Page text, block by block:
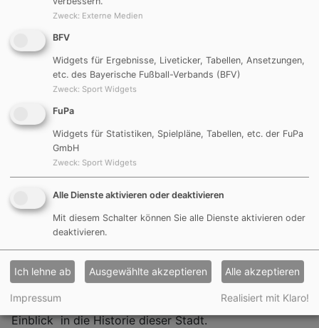
Stadtrundfahrt, dabei durfte das Morgenlob in der "St.
Müller-Platz" mit der Statue des "Bombers der Nation",
der ja bekanntlich in Nördlingen geboren wurde nicht
fehlen. Die "St. Georgskirche" mit dem berühmten
Kirchturm dem "Daniel" das Klösterle, die historische
Stadtmauer und vieles mehr säumten den Weg.
Diese kleine Rundfahrt konnte natürlich nur ein
Vorgeschmack für eine vielleicht spätere Wiederkehr
Straße" sein.
Durchs Löpsinger Tor erreichten wir, weiter durch das
ebene Nördlinger Ries, bald die ehemalige
Residenzstadt der Fürsten zu Öttingen. Ein Abstecher
durch den Fürstlichen Hofgarten und in den Innenhof
des Residenzschlosses erlaubte uns einen kleinen
Einblick in die Historie dieser Stadt.
Zweck: Externe Medien
BFV
Widgets für Ergebnisse, Liveticker, Tabellen, Ansetzungen,
etc. des Bayerische Fußball-Verbands (BFV)
Zweck: Sport Widgets
FuPa
Widgets für Statistiken, Spielpläne, Tabellen, etc. der FuPa
GmbH
Zweck: Sport Widgets
Alle Dienste aktivieren oder deaktivieren
Mit diesem Schalter können Sie alle Dienste aktivieren oder
deaktivieren.
Ich lehne ab Ausgewählte akzeptieren Alle akzeptieren
Impressum Realisiert mit Klaro!